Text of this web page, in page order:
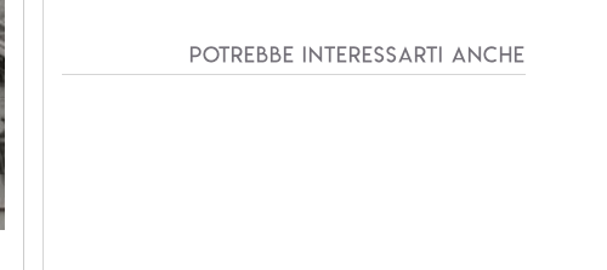
Potrebbe interessarti anche